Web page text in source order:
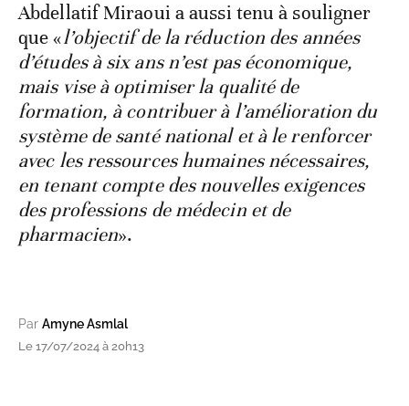
Abdellatif Miraoui a aussi tenu à souligner
que «l’objectif de la réduction des années
d’études à six ans n’est pas économique,
mais vise à optimiser la qualité de
formation, à contribuer à l’amélioration du
système de santé national et à le renforcer
avec les ressources humaines nécessaires,
en tenant compte des nouvelles exigences
des professions de médecin et de
pharmacien».
Par Amyne Asmlal
Le 17/07/2024 à 20h13